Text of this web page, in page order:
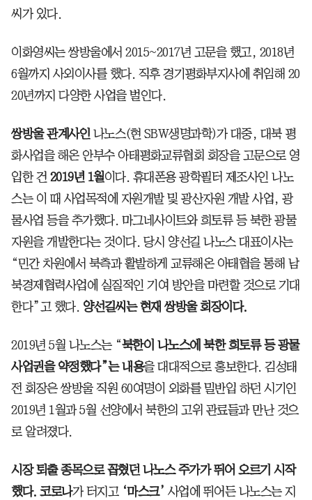
씨가 있다.
이화영씨는 쌍방울에서 2015~2017년 고문을 했고, 2018년
6월까지 사외이사를 했다. 직후 경기평화부지사에 취임해 20
20년까지 다양한 사업을 벌인다.
쌍방울 관계사인 나노스(현 SBW생명과학)가 대중, 대북 평
화사업을 해온 안부수 아태평화교류협회 회장을 고문으로 영
입한 건 2019년 1월이다. 휴대폰용 광학필터 제조사인 나노
스는 이 때 사업목적에 자원개발 및 광산자원 개발 사업, 광
물사업 등을 추가했다. 마그네사이트와 희토류 등 북한 광물
자원을 개발한다는 것이다. 당시 양선길 나노스 대표이사는
“민간 차원에서 북측과 활발하게 교류해온 아태협을 통해 남
북경제협력사업에 실질적인 기여 방안을 마련할 것으로 기대
한다”고 했다. 양선길씨는 현재 쌍방울 회장이다.
2019년 5월 나노스는 “북한이 나노스에 북한 희토류 등 광물
사업권을 약정했다”는 내용을 대대적으로 홍보한다. 김성태
전 회장은 쌍방울 직원 60여명이 외화를 밀반입 하던 시기인
2019년 1월과 5월 선양에서 북한의 고위 관료들과 만난 것으
로 알려졌다.
시장 퇴출 종목으로 꼽혔던 나노스 주가가 뛰어 오르기 시작
했다. 코로나가 터지고‘마스크’ 사업에 뛰어든 나노스는 지